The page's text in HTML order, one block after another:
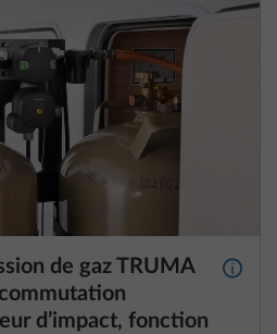
de gaz TRUMA
d’impact, fonction
Plus